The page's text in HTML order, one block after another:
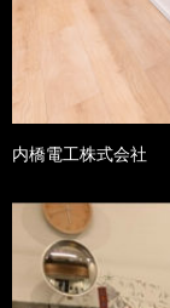
内橋電工株式会社